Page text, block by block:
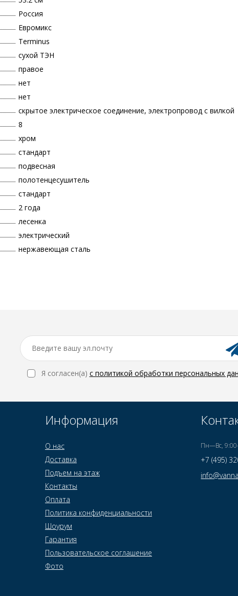
Россия
Евромикс
Terminus
сухой ТЭН
правое
нет
нет
скрытое электрическое соединение, электропровод с вилкой
8
хром
стандарт
подвесная
полотенцесушитель
стандарт
2 года
лесенка
электрический
нержавеющая сталь
Я согласен(a) с политикой обработки персональных
Информация
О нас
Доставка
Подъем на этаж
Контакты
Оплата
Политика конфиденциальности
Шоурум
Гарантия
Пользовательское соглашение
Фото
Пн—Вс,
+7 (495)